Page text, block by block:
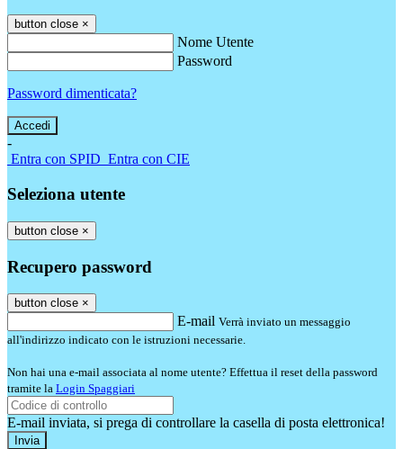
button close ×
Nome Utente
Password
Password dimenticata?
-
Entra con SPID Entra con CIE
Seleziona utente
button close ×
Recupero password
button close ×
E-mail Verrà inviato un messaggio
all'indirizzo indicato con le istruzioni necessarie.
Non hai una e-mail associata al nome utente? Effettua il reset della password
tramite la Login Spaggiari
E-mail inviata, si prega di controllare la casella di posta elettronica!